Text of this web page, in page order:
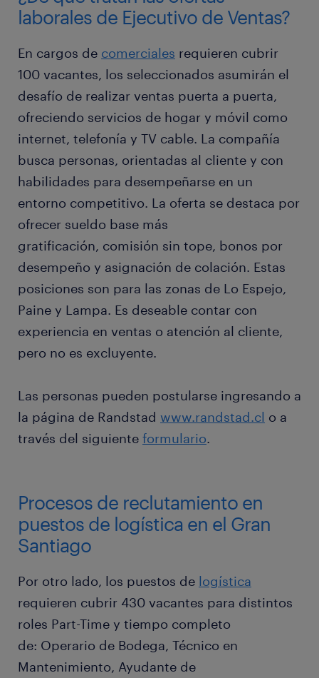
laborales de Ejecutivo de Ventas?
En cargos de comerciales requieren cubrir
100 vacantes, los seleccionados asumirán el
desafío de realizar ventas puerta a puerta,
ofreciendo servicios de hogar y móvil como
internet, telefonía y TV cable. La compañía
busca personas, orientadas al cliente y con
habilidades para desempeñarse en un
entorno competitivo. La oferta se destaca por
ofrecer sueldo base más
gratificación, comisión sin tope, bonos por
desempeño y asignación de colación. Estas
posiciones son para las zonas de Lo Espejo,
Paine y Lampa. Es deseable contar con
experiencia en ventas o atención al cliente,
pero no es excluyente.
Las personas pueden postularse ingresando a
la página de Randstad www.randstad.cl o a
través del siguiente formulario.
Procesos de reclutamiento en
puestos de logística en el Gran
Santiago
Por otro lado, los puestos de logística
requieren cubrir 430 vacantes para distintos
roles Part-Time y tiempo completo
de: Operario de Bodega, Técnico en
Mantenimiento, Ayudante de